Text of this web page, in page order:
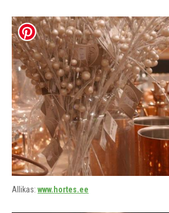
Allikas: www.hortes.ee